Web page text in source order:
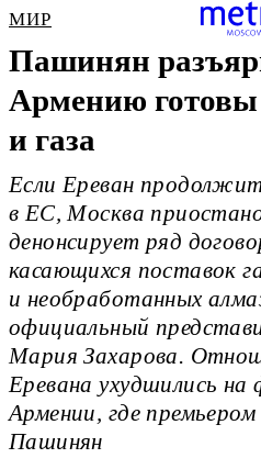
МИР
Пашинян
Армению
и газа
Если Ереван
в ЕС, Москва
денонсирует ряд
касающихся поставок
и необработанных
официальный
Мария Захарова.
Еревана ухудшились на
Армении, где
Пашинян